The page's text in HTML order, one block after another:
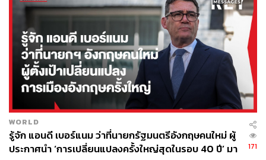
ABOUT THE AUTHOR
ถนัดกิจ จันกิเสน
Content Creator ประจำกองบรรณาธิการ
THE STANDARD WEALTH ผู้เสพติดโลก
ธุรกิจ การตลาด เทคโนโลยี และชอบสำรวจ
โลกออฟไลน์และออนไลน์มาถอดรหัสความ
เคลื่อนไหวให้เป็นเรื่องเข้าใจง่าย สนุก และได้
ไอเดียใหม่ๆ
WORLD
รู้จัก แอนดี เบอร์แนม ว่าที่นายกรัฐมนตรีอังกฤษคนใหม่ ผู้
ประกาศนำ ‘การเปลี่ยนแปลงครั้งใหญ่สุดในรอบ 40 ปี’ มา
171